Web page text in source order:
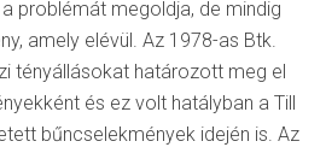
problémát megoldja, de mindig
amely elévül. Az 1978-as Btk.
tényállásokat határozott meg el
és ez volt hatályban a Till
bűncselekmények idején is. Az